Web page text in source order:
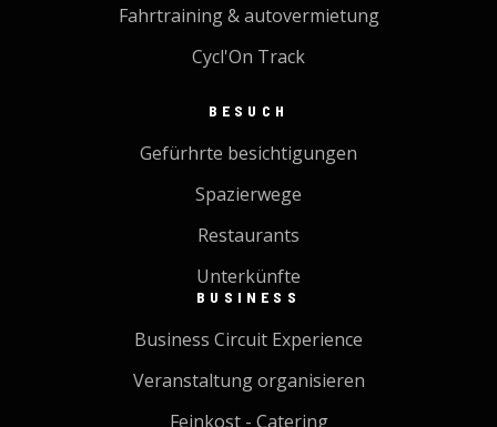
Fahrtraining & autovermietung
Cycl'On Track
BESUCH
Gefürhrte besichtigungen
Spazierwege
Restaurants
Unterkünfte
BUSINESS
Business Circuit Experience
Veranstaltung organisieren
Feinkost - Catering